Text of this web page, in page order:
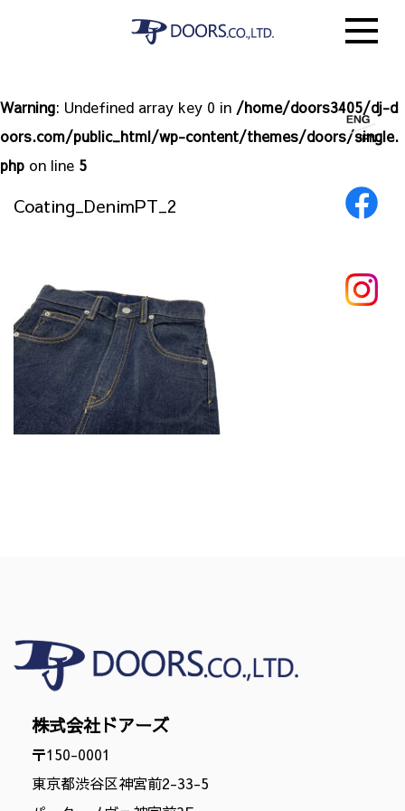
Warning: Undefined array key 0 in /home/doors3405/dj-d
oors.com/public_html/wp-content/themes/doors/single.
php on line 5
Coating_DenimPT_2
株式会社ドアーズ
〒150-0001
東京都渋谷区神宮前2-33-5